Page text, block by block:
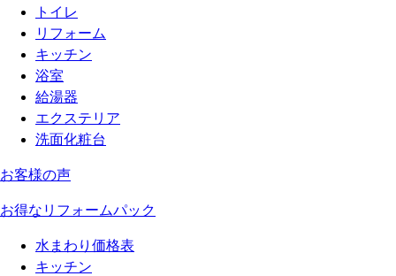
トイレ
リフォーム
キッチン
浴室
給湯器
エクステリア
洗面化粧台
お客様の声
お得なリフォームパック
水まわり価格表
キッチン